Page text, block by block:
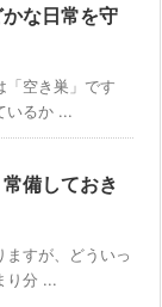
な日常を守
「空き巣」です
いるか ...
備しておき
すが、どういっ
り分 ...